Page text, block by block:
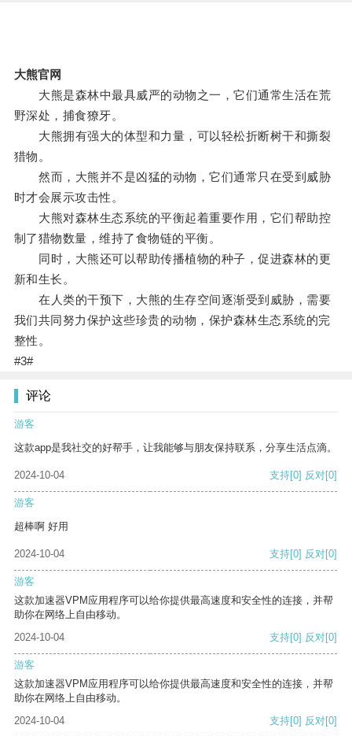
大熊官网
大熊是森林中最具威严的动物之一，它们通常生活在荒
野深处，捕食獠牙。
大熊拥有强大的体型和力量，可以轻松折断树干和撕裂
猎物。
然而，大熊并不是凶猛的动物，它们通常只在受到威胁
时才会展示攻击性。
大熊对森林生态系统的平衡起着重要作用，它们帮助控
制了猎物数量，维持了食物链的平衡。
同时，大熊还可以帮助传播植物的种子，促进森林的更
新和生长。
在人类的干预下，大熊的生存空间逐渐受到威胁，需要
我们共同努力保护这些珍贵的动物，保护森林生态系统的完
整性。
#3#
评论
游客
这款app是我社交的好帮手，让我能够与朋友保持联系，分享生活点滴。
2024-10-04 支持[0] 反对[0]
游客
超棒啊 好用
2024-10-04 支持[0] 反对[0]
游客
这款加速器VPM应用程序可以给你提供最高速度和安全性的连接，并帮
助你在网络上自由移动。
2024-10-04
支持[0] 反对[0]
游客
这款加速器VPM应用程序可以给你提供最高速度和安全性的连接，并帮
助你在网络上自由移动。
2024-10-04
支持[0] 反对[0]